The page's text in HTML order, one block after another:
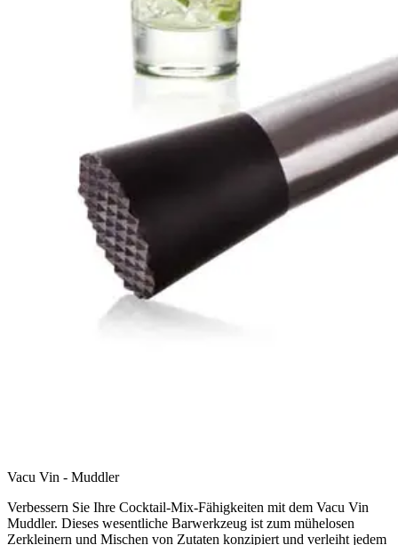
Vacu Vin - Muddler
Verbessern Sie Ihre Cocktail-Mix-Fähigkeiten mit dem Vacu Vin
Muddler. Dieses wesentliche Barwerkzeug ist zum mühelosen
Zerkleinern und Mischen von Zutaten konzipiert und verleiht jedem